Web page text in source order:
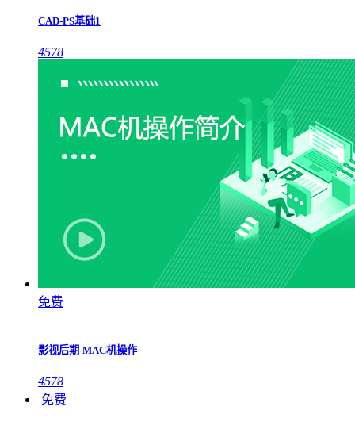
CAD-PS基础1
4578
免费
影视后期-MAC机操作
4578
免费